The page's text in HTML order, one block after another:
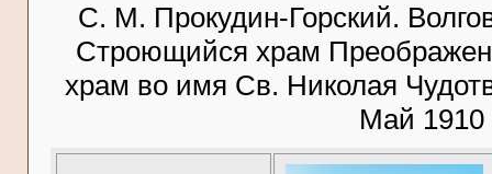
С. М. Прокудин-Горский.
Строющийся храм
храм во имя Св. Николая
Май 1910